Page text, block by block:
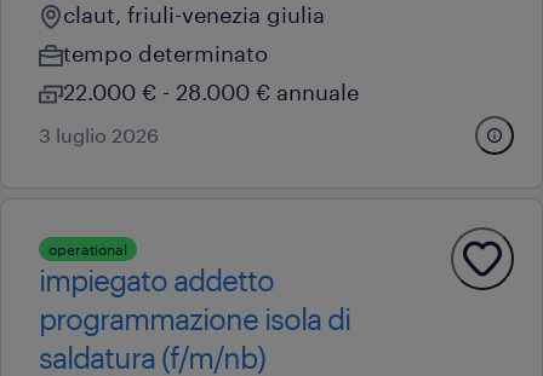
claut, friuli-venezia giulia
tempo determinato
22.000 € - 28.000 € annuale
3 luglio 2026
operational
impiegato addetto
programmazione isola di
saldatura (f/m/nb)